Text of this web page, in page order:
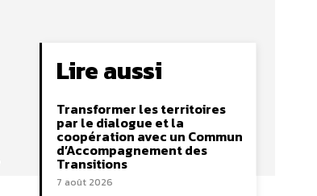
Lire aussi
Transformer les territoires
par le dialogue et la
coopération avec un Commun
d’Accompagnement des
Transitions
7 août 2026